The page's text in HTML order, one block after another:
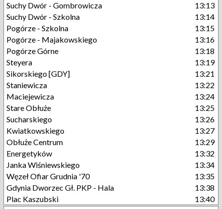
Suchy Dwór - Gombrowicza
13:13
Suchy Dwór - Szkolna
13:14
Pogórze - Szkolna
13:15
Pogórze - Majakowskiego
13:16
Pogórze Górne
13:18
Steyera
13:19
Sikorskiego [GDY]
13:21
Staniewicza
13:22
Maciejewicza
13:24
Stare Obłuże
13:25
Sucharskiego
13:26
Kwiatkowskiego
13:27
Obłuże Centrum
13:29
Energetyków
13:32
Janka Wiśniewskiego
13:34
Węzeł Ofiar Grudnia '70
13:35
Gdynia Dworzec Gł. PKP - Hala
13:38
Plac Kaszubski
13:40